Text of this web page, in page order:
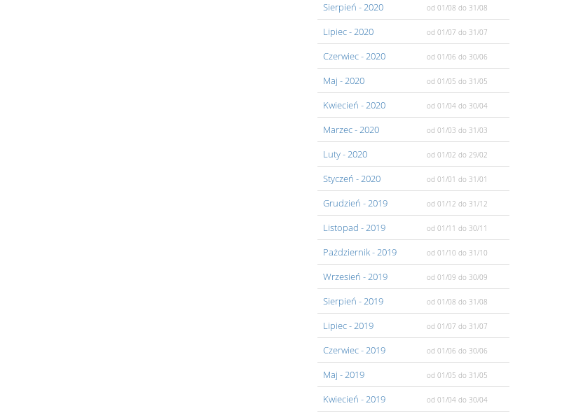
Sierpień - 2020 od 01/08 do 31/08
Lipiec- 2020 od 01/07 do 31/07
Czerwiec- 2020 od 01/06 do 30/06
Maj - 2020 od 01/05 do 31/05
Kwiecień - 2020 od 01/04 do 30/04
Marzec- 2020 od 01/03 do 31/03
Luty- 2020 od 01/02 do 29/02
Styczeń - 2020 od 01/01 do 31/01
Grudzień - 2019 od 01/12 do 31/12
Listopad - 2019 od 01/11 do 30/11
Pażdziernik- 2019 od 01/10 do 31/10
Wrzesień - 2019 od 01/09 do 30/09
Sierpień - 2019 od 01/08 do 31/08
Lipiec- 2019 od 01/07 do 31/07
Czerwiec- 2019 od 01/06 do 30/06
Maj - 2019 od 01/05 do 31/05
Kwiecień - 2019 od 01/04 do 30/04